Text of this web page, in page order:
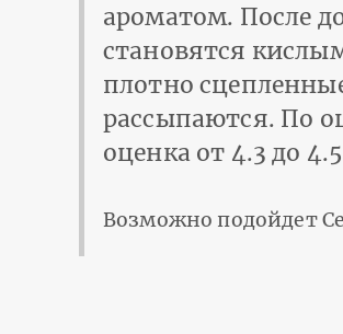
ароматом. После
становятся
плотно
рассыпаются. По
оценка от 4.3 до
Возможно подойдет